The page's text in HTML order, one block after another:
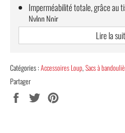
Imperméabilité totale, grâce au
Nylon Noir.
Sérigraphie 3D Haute Qualité.
7kg.
Dimensions : Largeur x
Livraison 100 % offerte
Lire la
Catégories :Accessoires Loup,Sacs à
Partager
Partager Tweeter